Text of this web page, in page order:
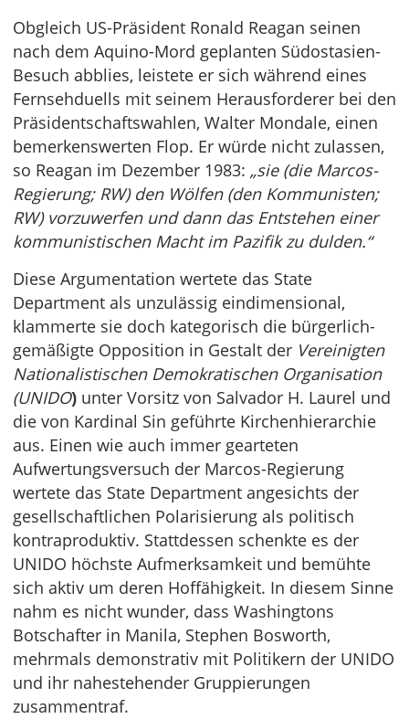
Obgleich US-Präsident Ronald Reagan seinen
nach dem Aquino-Mord geplanten Südostasien-
Besuch abblies, leistete er sich während eines
Fernsehduells mit seinem Herausforderer bei den
Präsidentschaftswahlen, Walter Mondale, einen
bemerkenswerten Flop. Er würde nicht zulassen,
so Reagan im Dezember 1983: „sie (die Marcos-
Regierung; RW) den Wölfen (den Kommunisten;
RW) vorzuwerfen und dann das Entstehen einer
kommunistischen Macht im Pazifik zu dulden.“
Diese Argumentation wertete das State
Department als unzulässig eindimensional,
klammerte sie doch kategorisch die bürgerlich-
gemäßigte Opposition in Gestalt der Vereinigten
Nationalistischen Demokratischen Organisation
(UNIDO) unter Vorsitz von Salvador H. Laurel und
die von Kardinal Sin geführte Kirchenhierarchie
aus. Einen wie auch immer gearteten
Aufwertungsversuch der Marcos-Regierung
wertete das State Department angesichts der
gesellschaftlichen Polarisierung als politisch
kontraproduktiv. Stattdessen schenkte es der
UNIDO höchste Aufmerksamkeit und bemühte
sich aktiv um deren Hoffähigkeit. In diesem Sinne
nahm es nicht wunder, dass Washingtons
Botschafter in Manila, Stephen Bosworth,
mehrmals demonstrativ mit Politikern der UNIDO
und ihr nahestehender Gruppierungen
zusammentraf.